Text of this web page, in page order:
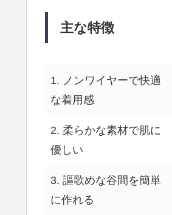
主な特徴
1. ノンワイヤーで快適
な着用感
2. 柔らかな素材で肌に
優しい
3. 謳歌めな谷間を簡単
に作れる